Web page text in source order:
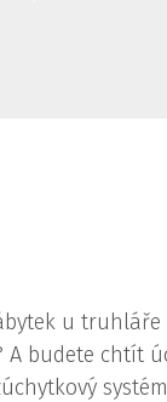
u truhláře
A budete chtít